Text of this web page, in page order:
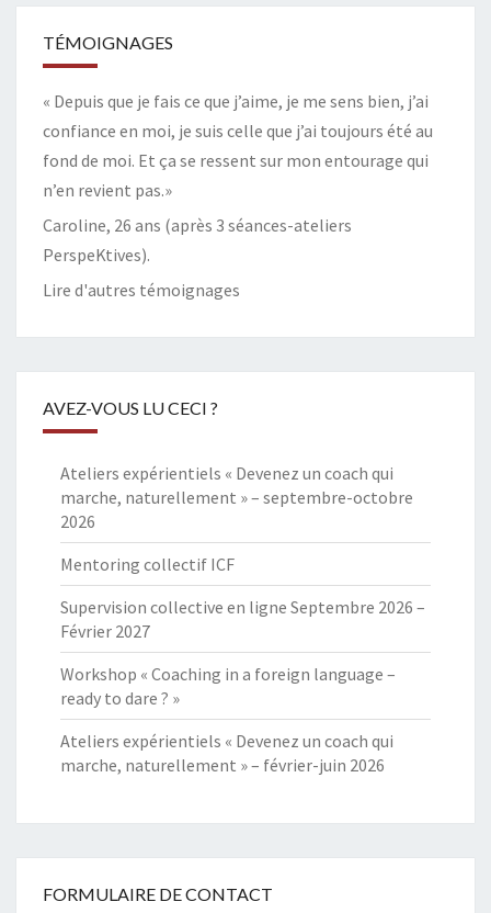
TÉMOIGNAGES
« Depuis que je fais ce que j’aime, je me sens bien, j’ai
confiance en moi, je suis celle que j’ai toujours été au
fond de moi. Et ça se ressent sur mon entourage qui
n’en revient pas.»
Caroline, 26 ans (après 3 séances-ateliers
PerspeKtives).
Lire d'autres témoignages
AVEZ-VOUS LU CECI ?
Ateliers expérientiels « Devenez un coach qui
marche, naturellement » – septembre-octobre
2026
Mentoring collectif ICF
Supervision collective en ligne Septembre 2026 –
Février 2027
Workshop « Coaching in a foreign language –
ready to dare ? »
Ateliers expérientiels « Devenez un coach qui
marche, naturellement » – février-juin 2026
FORMULAIRE DE CONTACT